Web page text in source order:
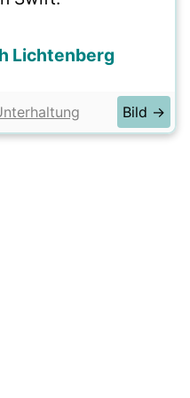
Lichtenberg
Bild →